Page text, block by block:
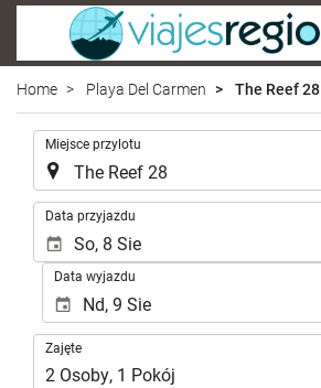
Home Playa Del Carmen The Reef 28
Miejsce przylotu
Data przyjazdu
Data wyjazdu
Zajęte
Zajęte
2 Osoby, 1 Pokój